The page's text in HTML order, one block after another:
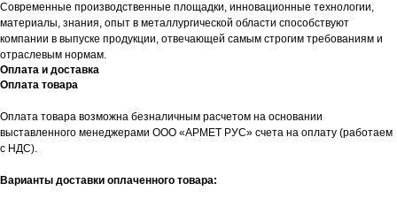
Современные производственные площадки, инновационные технологии,
материалы, знания, опыт в металлургической области способствуют
компании в выпуске продукции, отвечающей самым строгим требованиям и
отраслевым нормам.
Оплата и доставка
Оплата товара
Оплата товара возможна безналичным расчетом на основании
выставленного менеджерами ООО «АРМЕТ РУС» счета на оплату (работаем
с НДС).
Варианты доставки оплаченного товара: